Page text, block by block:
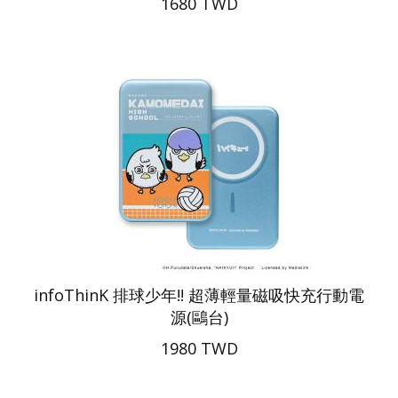
infoThinK 排球少年!! 超薄輕量磁吸快充行動電
源(鷗台)
1980 TWD